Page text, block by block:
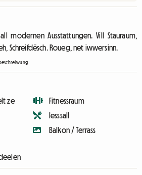
modernen Ausstattungen. Vill Stauraum,
Schreifdësch. Roueg, net iwwersinn.
ze
Fitnessraum
Iesssall
Balkon / Terrass